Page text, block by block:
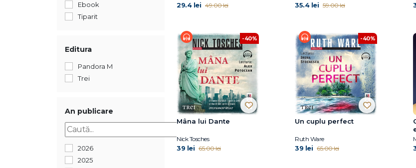
Ebook
Tiparit
Editura
Pandora M
Trei
An publicare
2026
2025
29.4 lei 49.00 lei 35.4 lei 59.00 lei
-40%
Mâna lui Dante
Nick Tosches
39 lei 65.00 lei
-40%
Un cuplu perfect
Ruth Ware
39 lei 65.00 lei